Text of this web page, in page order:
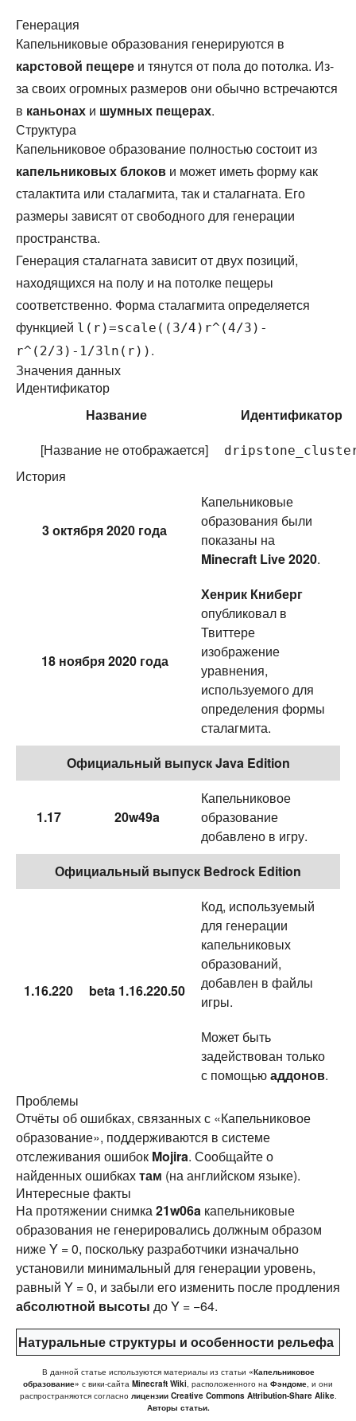
Генерация
Капельниковые образования генерируются в
карстовой пещере и тянутся от пола до потолка. Из-
за своих огромных размеров они обычно встречаются
в каньонах и шумных пещерах.
Структура
Капельниковое образование полностью состоит из
капельниковых блоков и может иметь форму как
сталактита или сталагмита, так и сталагната. Его
размеры зависят от свободного для генерации
пространства.
Генерация сталагната зависит от двух позиций,
находящихся на полу и на потолке пещеры
соответственно. Форма сталагмита определяется
функцией l(r)=scale((3/4)r^(4/3)-
r^(2/3)-1/3ln(r)) .
Значения данных
Идентификатор
Название
Идентификатор
[Название не отображается]
История
3 октября 2020 года
Капельниковые
образования были
показаны на
Minecraft Live 2020.
18 ноября 2020 года
Хенрик Книберг
опубликовал в
Твиттере
изображение
уравнения,
используемого для
определения формы
сталагмита.
Официальный выпуск Java Edition
1.17 20w49a
Капельниковое
образование
добавлено в игру.
Официальный выпуск Bedrock Edition
1.16.220 beta 1.16.220.50
Код, используемый
для генерации
капельниковых
образований,
добавлен в файлы
игры.
Может быть
задействован только
с помощьюаддонов.
Проблемы
Отчёты об ошибках, связанных с «Капельниковое
образование», поддерживаются в системе
отслеживания ошибок Mojira. Сообщайте о
найденных ошибкахтам (на английском языке).
Интересные факты
На протяжении снимка21w06a капельниковые
образования не генерировались должным образом
ниже Y = 0, поскольку разработчики изначально
установили минимальный для генерации уровень,
равный Y = 0, и забыли его изменить после продления
абсолютной высоты до Y = −64.
Натуральные структуры и особенности рельефа
В данной статье используются материалы из статьи «Капельниковое
образование» с вики-сайта Minecraft Wiki, расположенного на Фэндоме, и они
распространяются согласно лицензии Creative Commons Attribution-Share Alike.
Авторы статьи.